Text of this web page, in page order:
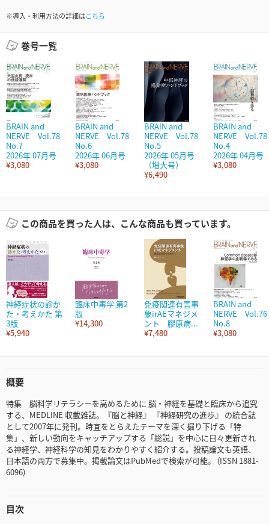
※導入・利用方法の詳細はこちら
巻号一覧
BRAIN and
NERVE Vol.78
No.7
2026年 07月号
¥3,080
BRAIN and
NERVE Vol.78
No.6
2026年 06月号
¥3,080
BRAIN and
NERVE Vol.78
No.5
2026年 05月号
（増大号）
¥6,490
BRAIN and
NERVE Vol.78
No.4
2026年 04月号
¥3,080
この商品を買った人は、こんな商品も買っています。
神経症状の診か
た・考えかた 第
3版
¥5,940
臨床中毒学 第2
版
¥14,300
免疫関連有害事
象irAEマネジメ
ント 膠原病...
¥7,480
BRAIN and
NERVE Vol.76
No.8
¥3,080
概要
特集 脳科学リテラシーを高めるために 脳・神経を基礎と臨床から追究
する、MEDLINE 収載雑誌。『脳と神経』 『神経研究の進歩』 の統合誌
として2007年に発刊。時宜をとらえたテーマを深く掘り下げる「特
集」、新しい動向をキャッチアップする「総説」を中心に日々更新され
る神経学、神経科学の知見をわかりやすく紹介する。投稿論文も英語、
日本語の両方で募集中。掲載論文はPubMedで検索が可能。 (ISSN 1881-
6096)
目次